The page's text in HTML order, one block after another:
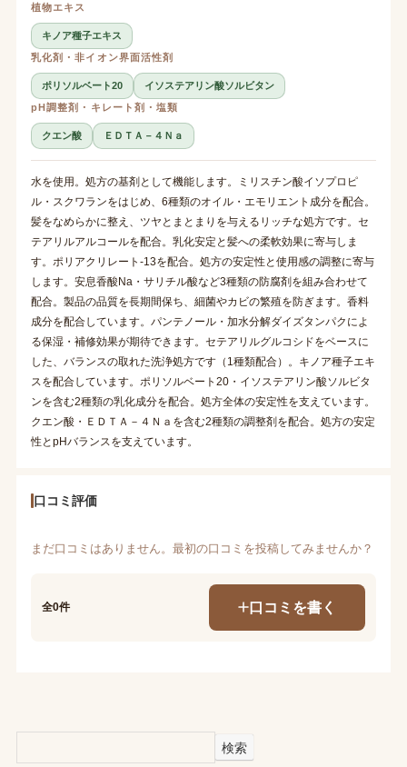
植物エキス
キノア種子エキス
乳化剤・非イオン界面活性剤
ポリソルベート20
イソステアリン酸ソルビタン
pH調整剤・キレート剤・塩類
クエン酸 ＥＤＴＡ－４Ｎａ
水を使用。処方の基剤として機能します。ミリスチン酸イソプロピ
ル・スクワランをはじめ、6種類のオイル・エモリエント成分を配合。
髪をなめらかに整え、ツヤとまとまりを与えるリッチな処方です。セ
テアリルアルコールを配合。乳化安定と髪への柔軟効果に寄与しま
す。ポリアクリレート-13を配合。処方の安定性と使用感の調整に寄与
します。安息香酸Na・サリチル酸など3種類の防腐剤を組み合わせて
配合。製品の品質を長期間保ち、細菌やカビの繁殖を防ぎます。香料
成分を配合しています。パンテノール・加水分解ダイズタンパクによ
る保湿・補修効果が期待できます。セテアリルグルコシドをベースに
した、バランスの取れた洗浄処方です（1種類配合）。キノア種子エキ
スを配合しています。ポリソルベート20・イソステアリン酸ソルビタ
ンを含む2種類の乳化成分を配合。処方全体の安定性を支えています。
クエン酸・ＥＤＴＡ－４Ｎａを含む2種類の調整剤を配合。処方の安定
性とpHバランスを支えています。
口コミ評価
まだ口コミはありません。最初の口コミを投稿してみませんか？
全0件 口コミを書く
検索